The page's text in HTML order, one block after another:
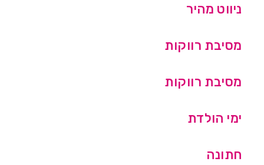
ניווט מהיר
מסיבת רווקות
מסיבת רווקות
ימי הולדת
חתונה